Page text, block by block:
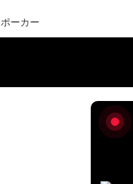
ポーカー